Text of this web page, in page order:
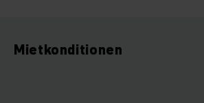
Mietkonditionen